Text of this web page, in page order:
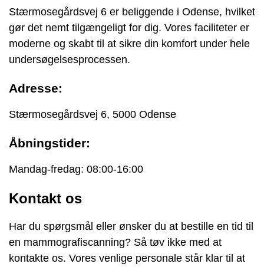
Stærmosegårdsvej 6 er beliggende i Odense, hvilket
gør det nemt tilgængeligt for dig. Vores faciliteter er
moderne og skabt til at sikre din komfort under hele
undersøgelsesprocessen.
Adresse:
Stærmosegårdsvej 6, 5000 Odense
Åbningstider:
Mandag-fredag: 08:00-16:00
Kontakt os
Har du spørgsmål eller ønsker du at bestille en tid til
en mammografiscanning? Så tøv ikke med at
kontakte os. Vores venlige personale står klar til at